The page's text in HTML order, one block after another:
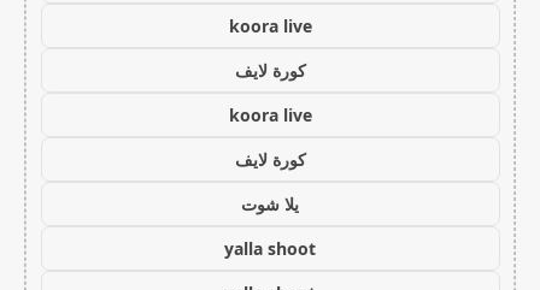
koora live
كورة لايف
koora live
كورة لايف
يلا شوت
yalla shoot